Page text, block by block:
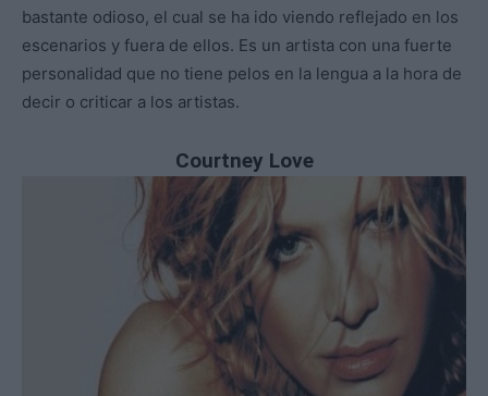
bastante odioso, el cual se ha ido viendo reflejado en los
escenarios y fuera de ellos. Es un artista con una fuerte
personalidad que no tiene pelos en la lengua a la hora de
decir o criticar a los artistas.
Courtney Love